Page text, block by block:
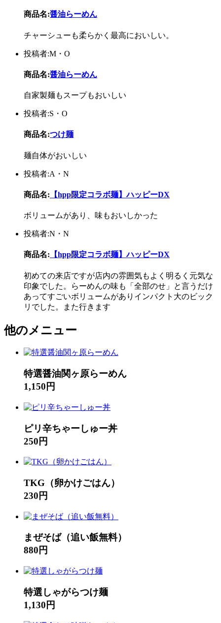
商品名:醤油らーめん
チャーシューも柔らかく最高においしい。
投稿者:M・O
商品名:醤油らーめん
自家製麺もスープもおいしい
投稿者:S・O
商品名:つけ麺
麺自体がおいしい
投稿者:A・N
商品名: 【hpp限定コラボ麺】ハッピーDX
ボリュームがあり、味もおいしかった
投稿者:N・N
商品名: 【hpp限定コラボ麺】ハッピーDX
初めての来店ですが店内の雰囲気もよく明るく元気な
印象でした。らーめんの味も「全部のせ」と言うだけ
あってすごいボリュームがありインパクト大のビック
リでした。また行きます
他のメニュー
特選醤油関ヶ原らーめん
1,150円
ピリ辛ちゃーしゅー丼
250円
TKG（卵かけごはん）
230円
まぜそば（追い飯無料）
880円
特選しゃがらつけ麺
1,130円